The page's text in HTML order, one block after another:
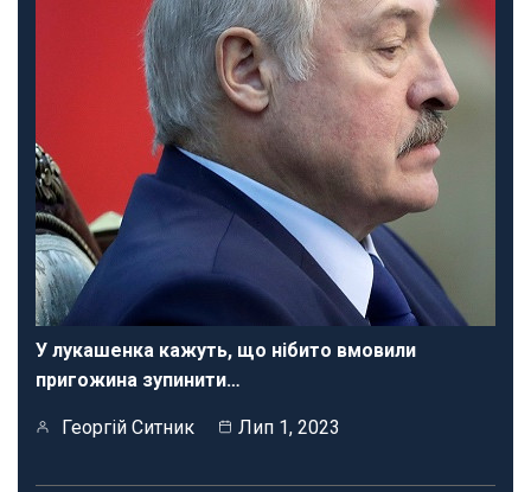
У лукашенка кажуть, що нібито вмовили
пригожина зупинити…
Георгій Ситник Лип 1, 2023